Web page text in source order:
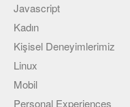
Javascript
Kadın
Kişisel Deneyimlerimiz
Linux
Mobil
Personal Experiences